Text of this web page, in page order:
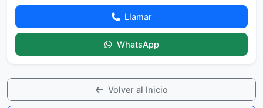
Llamar
WhatsApp
Volver al Inicio